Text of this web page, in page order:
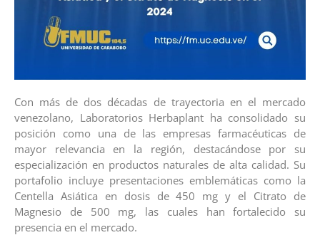
Con más de dos décadas de trayectoria en el mercado
venezolano, Laboratorios Herbaplant ha consolidado su
posición como una de las empresas farmacéuticas de
mayor relevancia en la región, destacándose por su
especialización en productos naturales de alta calidad. Su
portafolio incluye presentaciones emblemáticas como la
Centella Asiática en dosis de 450 mg y el Citrato de
Magnesio de 500 mg, las cuales han fortalecido su
presencia en el mercado.